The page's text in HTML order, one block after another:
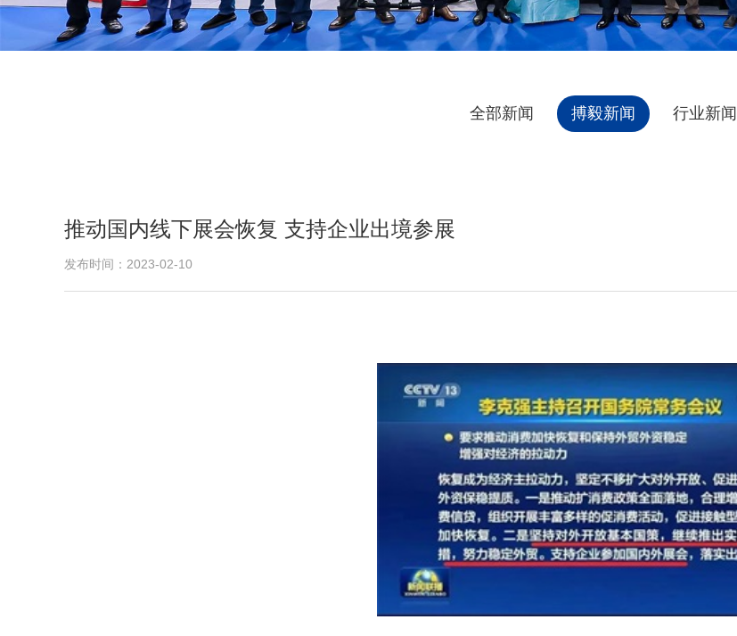
全部新闻 搏毅新闻 行业新闻
推动国内线下展会恢复 支持企业出境参展
发布时间：2023-02-10